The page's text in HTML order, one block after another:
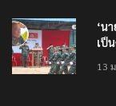
‘น
เป็
13